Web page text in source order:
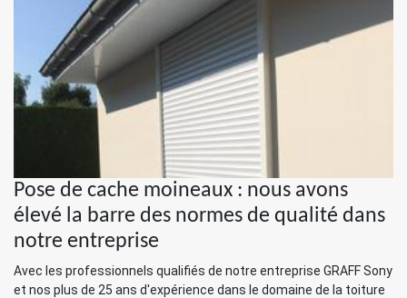
Pose de cache moineaux : nous avons
élevé la barre des normes de qualité dans
notre entreprise
Avec les professionnels qualifiés de notre entreprise GRAFF Sony
et nos plus de 25 ans d'expérience dans le domaine de la toiture